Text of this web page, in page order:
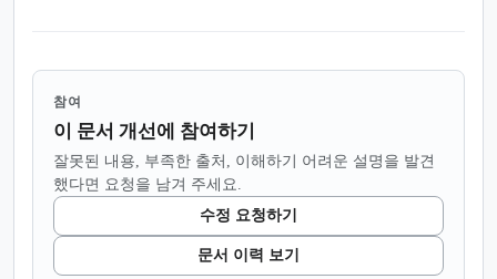
참여
이 문서 개선에 참여하기
잘못된 내용, 부족한 출처, 이해하기 어려운 설명을 발견
했다면 요청을 남겨 주세요.
수정 요청하기
문서 이력 보기